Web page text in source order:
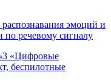
эмоций и
по речевому сигналу
«Цифровые
беспилотные